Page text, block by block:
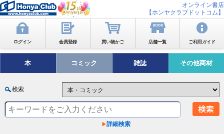
オンライン書店
【ホンヤクラブドットコム】
ログイン 会員登録 買い物かご 店舗一覧 ご利用ガイド
本 コミック 雑誌 その他商材
検索
詳細検索